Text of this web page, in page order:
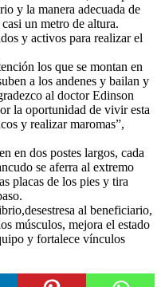
y la manera adecuada de
un metro de altura.
y activos para realizar el
los que se montan en
a los andenes y bailan y
al doctor Edinson
la oportunidad de vivir esta
y realizar maromas”,
en dos postes largos, cada
se aferra al extremo
placas de los pies y tira
al beneficiario,
músculos, mejora el estado
y fortalece vínculos